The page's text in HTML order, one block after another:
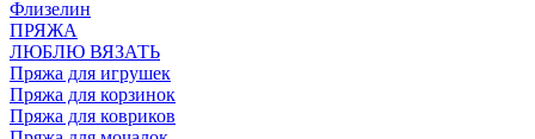
Флизелин
ПРЯЖА
ЛЮБЛЮ ВЯЗАТЬ
Пряжа для игрушек
Пряжа для корзинок
Пряжа для ковриков